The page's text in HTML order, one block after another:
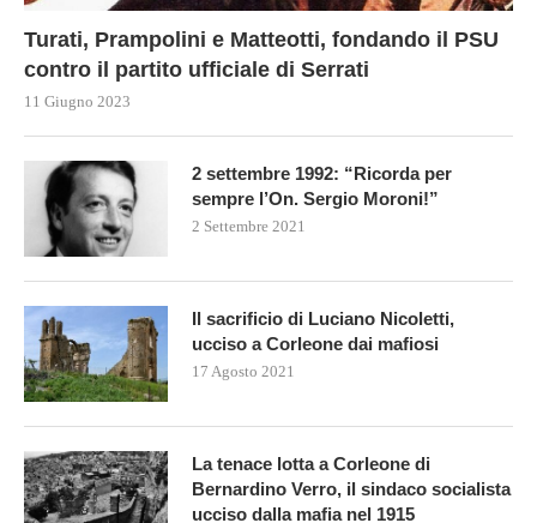
Turati, Prampolini e Matteotti, fondando il PSU
contro il partito ufficiale di Serrati
11 Giugno 2023
2 settembre 1992: “Ricorda per
sempre l’On. Sergio Moroni!”
2 Settembre 2021
Il sacrificio di Luciano Nicoletti,
ucciso a Corleone dai mafiosi
17 Agosto 2021
La tenace lotta a Corleone di
Bernardino Verro, il sindaco socialista
ucciso dalla mafia nel 1915